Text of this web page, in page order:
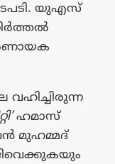
യുഎസ്
ഹമാസ്
മുഹമ്മദ്